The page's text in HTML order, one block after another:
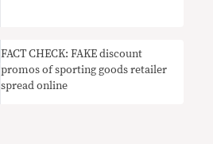
FACT CHECK: FAKE discount
promos of sporting goods retailer
spread online